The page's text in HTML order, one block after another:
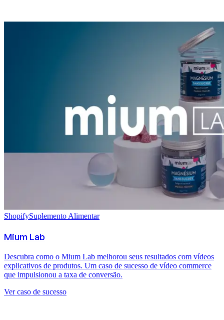
ShopifySuplemento Alimentar
Mium Lab
Descubra como o Mium Lab melhorou seus resultados com vídeos
explicativos de produtos. Um caso de sucesso de vídeo commerce
que impulsionou a taxa de conversão.
Ver caso de sucesso